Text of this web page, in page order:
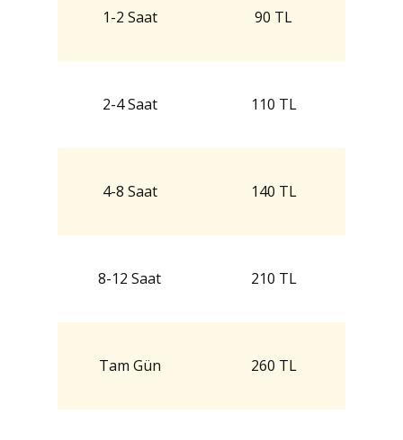
1-2 Saat 90 TL
2-4 Saat 110 TL
4-8 Saat 140 TL
8-12 Saat 210 TL
Tam Gün 260 TL